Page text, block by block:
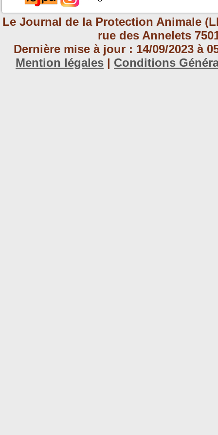
Le Journal de la Protection Animale
rue des Annelets
Dernière mise à jour : 14/09/2023 à
Mention légales | Conditions